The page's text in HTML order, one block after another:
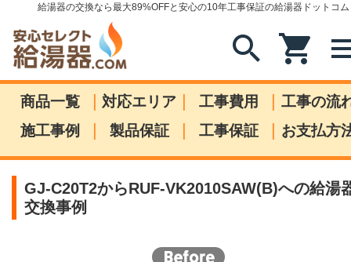
給湯器の交換なら最大89%OFFと安心の10年工事保証の給湯器ドットコム
search shopping_cart
商品一覧 | 対応エリア | 工事費用 | 工事の流
施工事例
| 製品保証 | 工事保証 | お支払方
GJ-C20T2からRUF-VK2010SAW(B)への給湯
交換事例